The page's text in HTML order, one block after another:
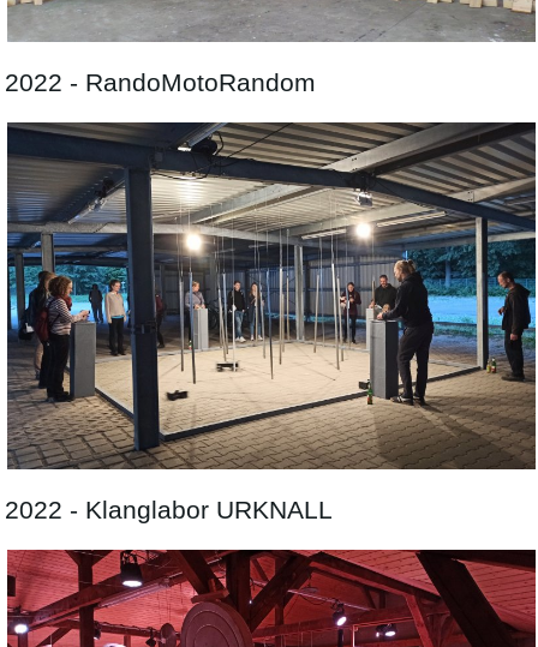
2022 - RandoMotoRandom
2022 - Klanglabor URKNALL